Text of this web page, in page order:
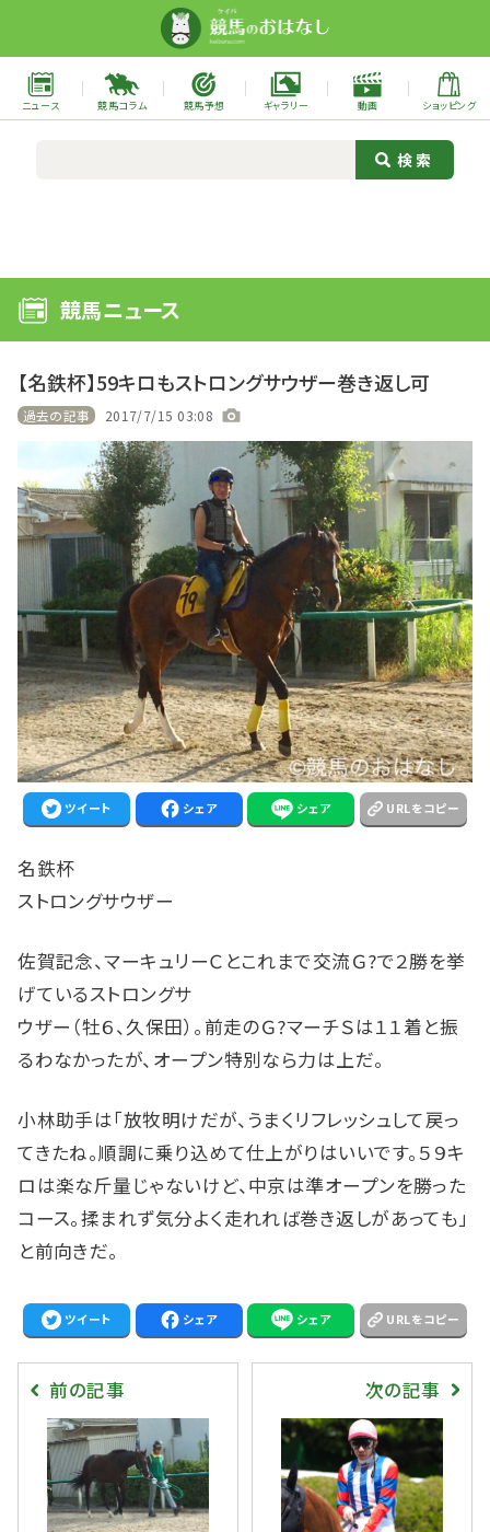
ニュース 競馬コラム 競馬予想 ギャラリー 動画 ショッピング
競馬ニュース
【名鉄杯】59キロもストロングサウザー巻き返し可
過去の記事 2017/7/15 03:08
ツイート シェア シェア URLをコピー
名鉄杯
ストロングサウザー
佐賀記念、マーキュリーＣとこれまで交流Ｇ?で２勝を挙
げているストロングサ
ウザー（牡６、久保田）。前走のＧ?マーチＳは１１着と振
るわなかったが、オープン特別なら力は上だ。
小林助手は「放牧明けだが、うまくリフレッシュして戻っ
てきたね。順調に乗り込めて仕上がりはいいです。５９キ
ロは楽な斤量じゃないけど、中京は準オープンを勝った
コース。揉まれず気分よく走れれば巻き返しがあっても」
と前向きだ。
ツイート シェア シェア URLをコピー
前の記事 次の記事